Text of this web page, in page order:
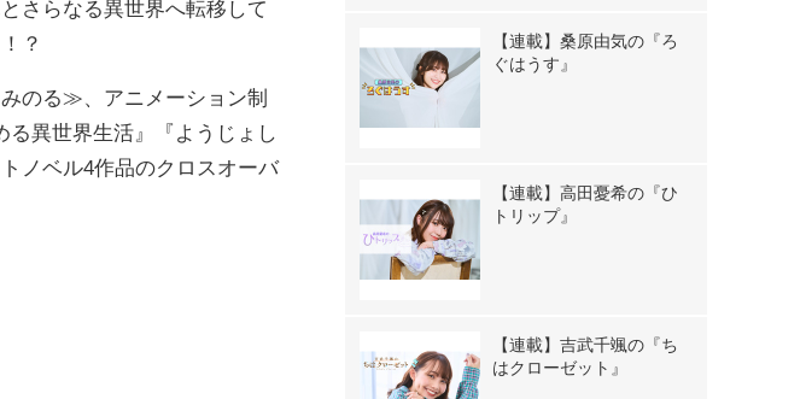
さらなる異世界へ転移して
？
のる≫、アニメーション制
異世界生活』『ようじょし
ノベル4作品のクロスオーバ
【連載】桑原由気の『ろ
ぐはうす』
【連載】高田憂希の『ひ
トリップ』
【連載】吉武千颯の『ち
はクローゼット』